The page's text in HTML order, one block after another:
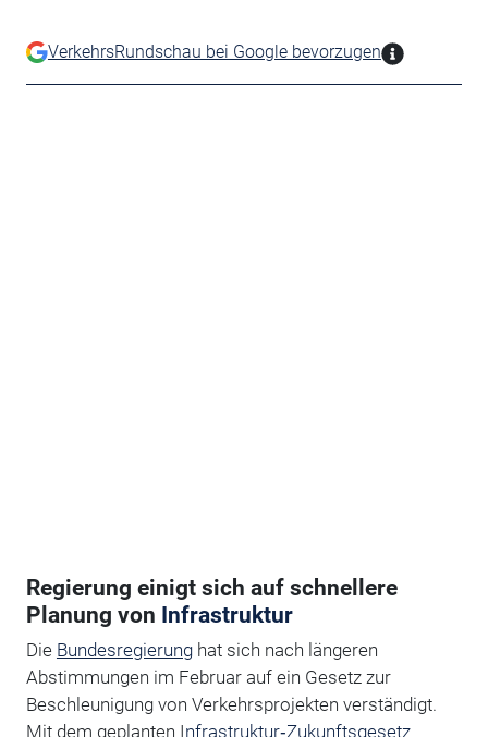
VerkehrsRundschau bei Google bevorzugen
Regierung einigt sich auf schnellere
Planung von Infrastruktur
Die Bundesregierunghat sich nach längeren
Abstimmungen im Februar auf ein Gesetz zur
Beschleunigung von Verkehrsprojekten verständigt.
Mit dem geplanten Infrastruktur‑Zukunftsgesetz